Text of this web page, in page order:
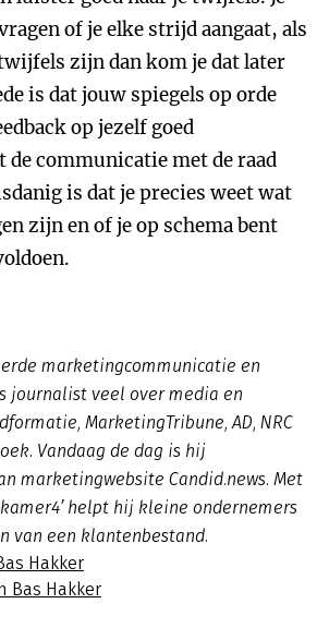
of je elke strijd aangaat, als
zijn dan kom je dat later
is dat jouw spiegels op orde
op jezelf goed
de communicatie met de raad
is dat je precies weet wat
zijn en of je op schema bent
marketingcommunicatie en
journalist veel over media en
MarketingTribune, AD, NRC
Vandaag de dag is hij
marketingwebsite Candid.news. Met
helpt hij kleine ondernemers
van een klantenbestand.
Hakker
Bas Hakker